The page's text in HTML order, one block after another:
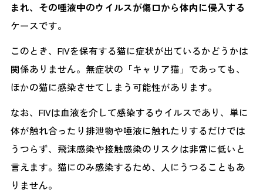
まれ、その唾液中のウイルスが傷口から体内に侵入する
ケースです。
このとき、FIVを保有する猫に症状が出ているかどうかは
関係ありません。無症状の「キャリア猫」であっても、
ほかの猫に感染させてしまう可能性があります。
なお、FIVは血液を介して感染するウイルスであり、単に
体が触れ合ったり排泄物や唾液に触れたりするだけでは
うつらず、飛沫感染や接触感染のリスクは非常に低いと
言えます。猫にのみ感染するため、人にうつることもあ
りません。